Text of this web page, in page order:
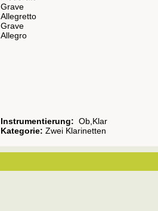
Grave
Allegretto
Grave
Allegro
Instrumentierung: Ob,Klar
Kategorie: Zwei Klarinetten